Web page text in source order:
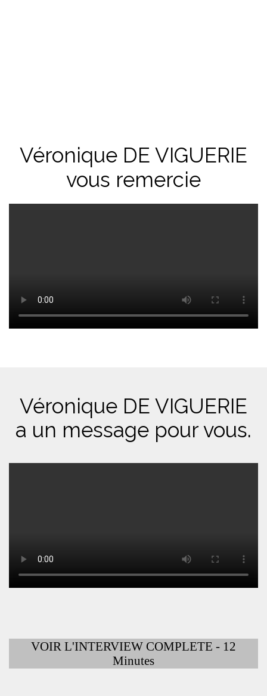
Véronique DE VIGUERIE
vous remercie
Véronique DE VIGUERIE
a un message pour vous.
VOIR L'INTERVIEW COMPLETE - 12
Minutes